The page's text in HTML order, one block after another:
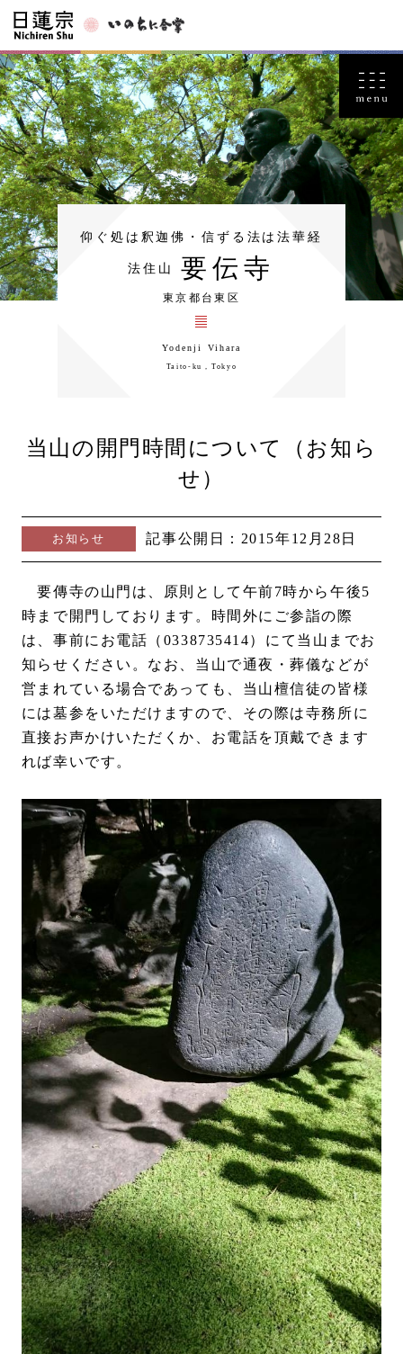
仰ぐ処は釈迦佛・信ずる法は法華経
法住山 要伝寺
東京都台東区
Yodenji Vihara
Taito-ku，Tokyo
当山の開門時間について（お知ら
せ）
お知らせ 記事公開日： 2015年12月28日
要傳寺の山門は、原則として午前7時から午後5
時まで開門しております。時間外にご参詣の際
は、事前にお電話（0338735414）にて当山までお
知らせください。なお、当山で通夜・葬儀などが
営まれている場合であっても、当山檀信徒の皆様
には墓参をいただけますので、その際は寺務所に
直接お声かけいただくか、お電話を頂戴できます
れば幸いです。